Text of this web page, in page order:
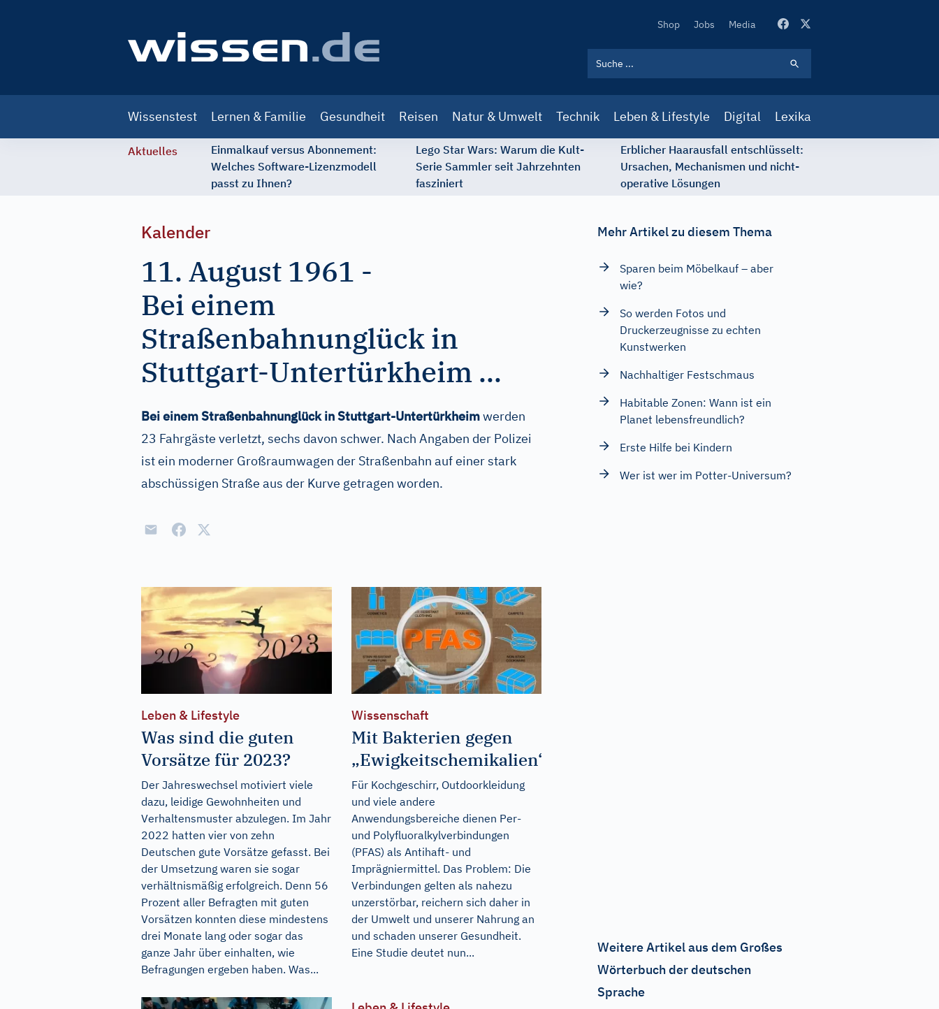
Secondary
Shop Jobs Media
navigation
Wissenstest Lernen & Familie Gesundheit Reisen Natur & Umwelt Technik Leben & Lifestyle Digital Lexika
Aktuelles
Einmalkauf versus Abonnement:
Welches Software-Lizenzmodell
passt zu Ihnen?
Lego Star Wars: Warum die Kult-
Serie Sammler seit Jahrzehnten
fasziniert
Erblicher Haarausfall entschlüsselt:
Ursachen, Mechanismen und nicht-
operative Lösungen
Kalender
11. August 1961 -
Bei einem
Straßenbahnunglück in
Stuttgart-Untertürkheim ...
Bei einem Straßenbahnunglück in Stuttgart-Untertürkheimwerden
23 Fahrgäste verletzt, sechs davon schwer. Nach Angaben der Polizei
ist ein moderner Großraumwagen der Straßenbahn auf einer stark
abschüssigen Straße aus der Kurve getragen worden.
Leben & Lifestyle
Was sind die guten
Vorsätze für 2023?
Der Jahreswechsel motiviert viele
dazu, leidige Gewohnheiten und
Verhaltensmuster abzulegen. Im Jahr
2022 hatten vier von zehn
Deutschen gute Vorsätze gefasst. Bei
der Umsetzung waren sie sogar
verhältnismäßig erfolgreich. Denn 56
Prozent aller Befragten mit guten
Vorsätzen konnten diese mindestens
drei Monate lang oder sogar das
ganze Jahr über einhalten, wie
Befragungen ergeben haben. Was...
Wissenschaft
Mit Bakterien gegen
„Ewigkeitschemikalien“
Für Kochgeschirr, Outdoorkleidung
und viele andere
Anwendungsbereiche dienen Per-
und Polyfluoralkylverbindungen
(PFAS) als Antihaft- und
Imprägniermittel. Das Problem: Die
Verbindungen gelten als nahezu
unzerstörbar, reichern sich daher in
der Umwelt und unserer Nahrung an
und schaden unserer Gesundheit.
Eine Studie deutet nun...
Mehr Artikel zu diesem Thema
Sparen beim Möbelkauf – aber
wie?
So werden Fotos und
Druckerzeugnisse zu echten
Kunstwerken
Nachhaltiger Festschmaus
Habitable Zonen: Wann ist ein
Planet lebensfreundlich?
Erste Hilfe bei Kindern
Wer ist wer im Potter-Universum?
Weitere Artikel aus dem Großes
Wörterbuch der deutschen
Sprache